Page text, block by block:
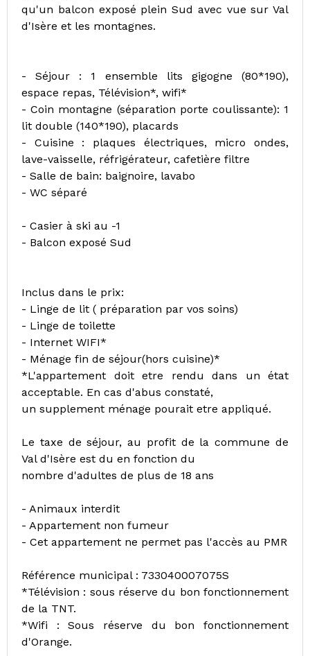
qu'un balcon exposé plein Sud avec vue sur Val
d'Isère et les montagnes.
- Séjour : 1 ensemble lits gigogne (80*190),
espace repas, Télévision*, wifi*
- Coin montagne (séparation porte coulissante): 1
lit double (140*190), placards
- Cuisine : plaques électriques, micro ondes,
lave-vaisselle, réfrigérateur, cafetière filtre
- Salle de bain: baignoire, lavabo
- WC séparé
- Casier à ski au -1
- Balcon exposé Sud
Inclus dans le prix:
- Linge de lit ( préparation par vos soins)
- Linge de toilette
- Internet WIFI*
- Ménage fin de séjour(hors cuisine)*
*L'appartement doit etre rendu dans un état
acceptable. En cas d'abus constaté,
un supplement ménage pourait etre appliqué.
Le taxe de séjour, au profit de la commune de
Val d'Isère est du en fonction du
nombre d'adultes de plus de 18 ans
- Animaux interdit
- Appartement non fumeur
- Cet appartement ne permet pas l'accès au PMR
Référence municipal : 733040007075S
*Télévision : sous réserve du bon fonctionnement
de la TNT.
*Wifi : Sous réserve du bon fonctionnement
d'Orange.